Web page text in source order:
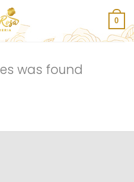
0
was found